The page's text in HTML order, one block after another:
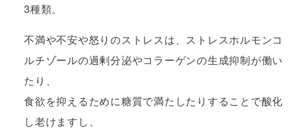
3種類。
不満や不安や怒りのストレスは、ストレスホルモンコ
ルチゾールの過剰分泌やコラーゲンの生成抑制が働い
たり、
食欲を抑えるために糖質で満たしたりすることで酸化
し老けますし、